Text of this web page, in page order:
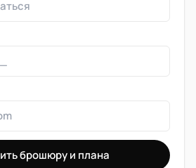
брошюру и плана